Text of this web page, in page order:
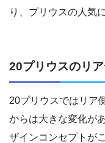
り、プリウスの人気
20プリウスのリ
20プリウスではリア
からは大きな変化が
ザインコンセプトが